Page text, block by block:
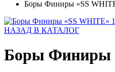
Боры Финиры «SS
НАЗАД В КАТАЛОГ
Боры Финиры